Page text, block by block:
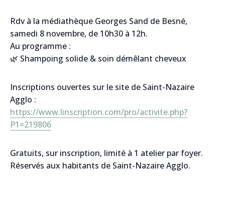
Rdv à la médiathèque Georges Sand de Besné,
samedi 8 novembre, de 10h30 à 12h.
Au programme :
🌿 Shampoing solide & soin démêlant cheveux
Inscriptions ouvertes sur le site de Saint-Nazaire
Agglo :
https://www.linscription.com/pro/activite.php?
P1=219806
Gratuits, sur inscription, limité à 1 atelier par foyer.
Réservés aux habitants de Saint-Nazaire Agglo.
Message
Je réponds sous 48h ouvrées
Belle journée